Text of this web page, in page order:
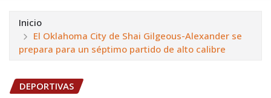
Inicio
El Oklahoma City de Shai Gilgeous-Alexander se
prepara para un séptimo partido de alto calibre
DEPORTIVAS